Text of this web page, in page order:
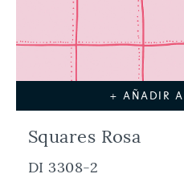
+ AÑADIR
Squares Rosa
DI 3308-2